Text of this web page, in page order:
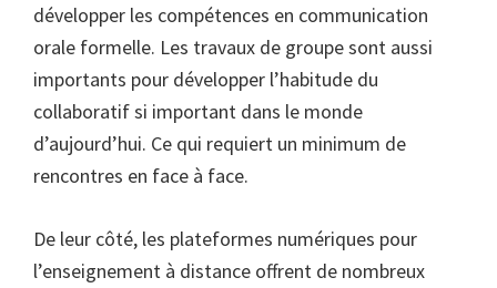
développer les compétences en communication
orale formelle. Les travaux de groupe sont aussi
importants pour développer l’habitude du
collaboratif si important dans le monde
d’aujourd’hui. Ce qui requiert un minimum de
rencontres en face à face.
De leur côté, les plateformes numériques pour
l’enseignement à distance offrent de nombreux